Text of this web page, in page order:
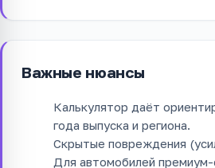
Важные нюансы
Калькулятор даёт
года выпуска и региона.
Скрытые повреждения
Для автомобилей